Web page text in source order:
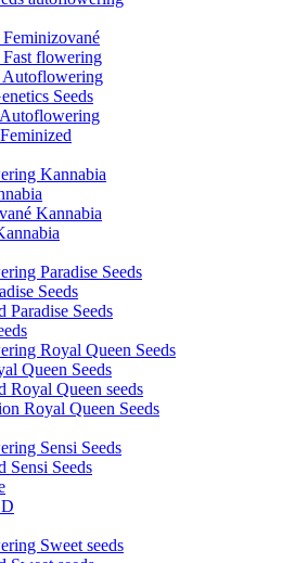
Fast flowering
Autoflowering
Seeds
Kannabia
Kannabia
Paradise Seeds
Seeds
Paradise Seeds
Royal Queen Seeds
Queen Seeds
Royal Queen seeds
Royal Queen Seeds
Sensi Seeds
Sensi Seeds
Sweet seeds